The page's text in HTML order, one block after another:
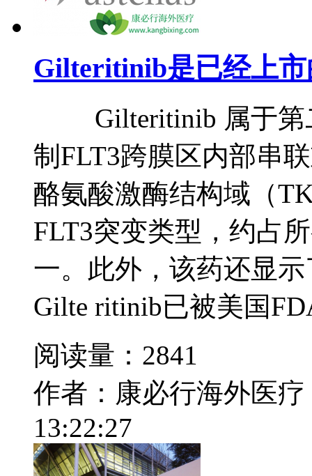
Gilteritinib是已经上
Gilteritinib 属于第
制FLT3跨膜区内部串
酪氨酸激酶结构域（
FLT3突变类型，约占
一。此外，该药还显
Gilte ritinib已被美国
阅读量：2841
作者：康必行海外医疗
13:22:27